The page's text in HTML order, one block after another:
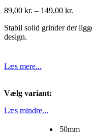
89,00 kr. – 149,00 kr.
til
Stabil solid grinder der
design.
Læs mere...
Vælg variant:
Læs mindre...
50mm